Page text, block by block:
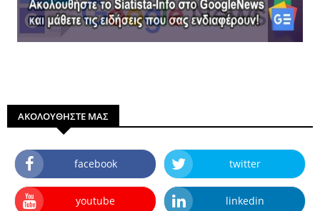
ΑΚΟΛΟΥΘΗΣΤΕ ΜΑΣ
facebook twitter
youtube linkedin